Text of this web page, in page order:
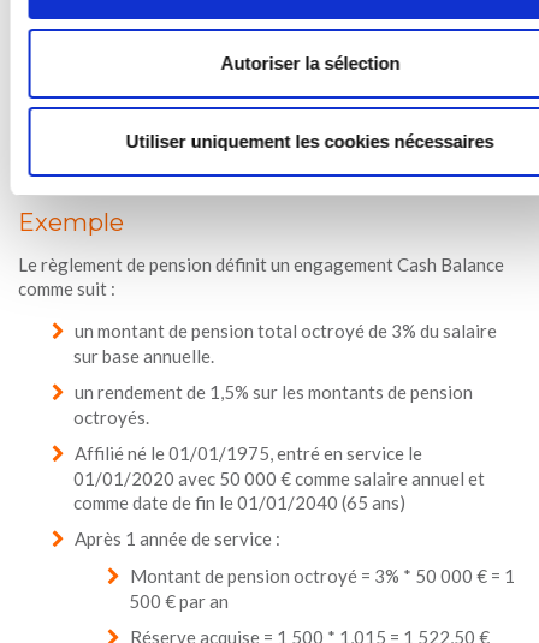
Autoriser la sélection
Utiliser uniquement les cookies nécessaires
2,5% sur les montants de pension octroyés du
Pendant les 5 premières années de l’affiliation, la garantie de
l’employeur est calculée en fonction de l’évolution de l’indice
pivot sur ces années, avec un maximum de 3,25%/1,75%.
Exemple
Le règlement de pension définit un engagement Cash Balance
comme suit :
un montant de pension total octroyé de 3% du salaire
sur base annuelle.
un rendement de 1,5% sur les montants de pension
octroyés.
Affilié né le 01/01/1975, entré en service le
01/01/2020 avec 50 000 € comme salaire annuel et
comme date de fin le 01/01/2040 (65 ans)
Après 1 année de service :
Montant de pension octroyé = 3% * 50 000 € = 1
500 € par an
Réserve acquise = 1 500 * 1,015 = 1 522,50 €